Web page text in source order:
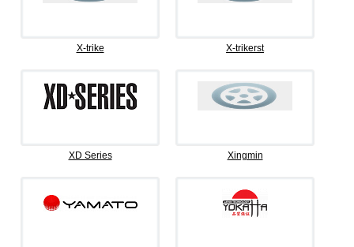
X-trike X-trikerst
XD Series Xingmin